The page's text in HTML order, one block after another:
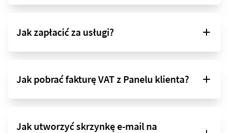
Jak zapłacić za usługi?
Jak pobrać fakturę VAT z Panelu klienta?
Jak utworzyć skrzynkę e-mail na